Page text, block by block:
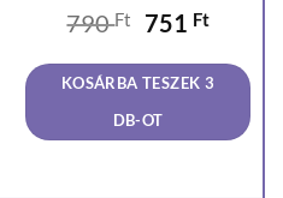
790Ft
Original
was:
790 Ft.
751 Ft
is:
751
KOSÁRBA TESZEK 3
DB-OT